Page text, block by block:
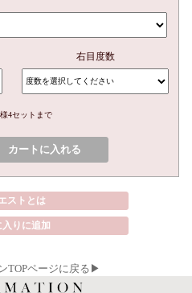
右目度数
4セットまで
カートに入れる
ストとは
入りに追加
TOPページに戻る▶